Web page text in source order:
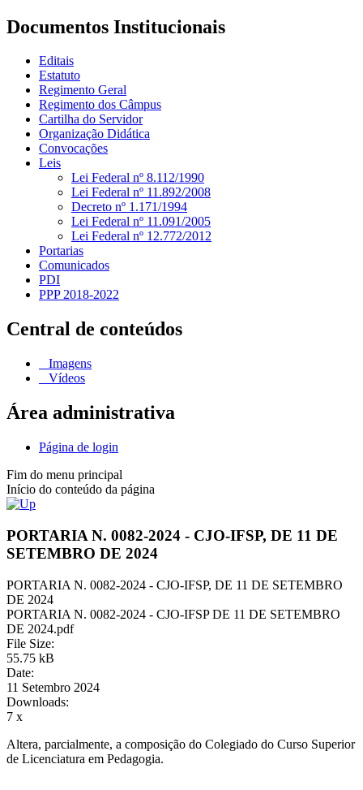
Documentos Institucionais
Editais
Estatuto
Regimento Geral
Regimento dos Câmpus
Cartilha do Servidor
Organização Didática
Convocações
Leis
Lei Federal nº 8.112/1990
Lei Federal nº 11.892/2008
Decreto nº 1.171/1994
Lei Federal nº 11.091/2005
Lei Federal nº 12.772/2012
Portarias
Comunicados
PDI
PPP 2018-2022
Central de conteúdos
Imagens
Vídeos
Área administrativa
Página de login
Fim do menu principal
Início do conteúdo da página
PORTARIA N. 0082-2024 - CJO-IFSP, DE 11 DE
SETEMBRO DE 2024
PORTARIA N. 0082-2024 - CJO-IFSP, DE 11 DE SETEMBRO
DE 2024
PORTARIA N. 0082-2024 - CJO-IFSP DE 11 DE SETEMBRO
DE 2024.pdf
File Size:
55.75 kB
Date:
11 Setembro 2024
Downloads:
7 x
Altera, parcialmente, a composição do Colegiado do Curso Superior
de Licenciatura em Pedagogia.